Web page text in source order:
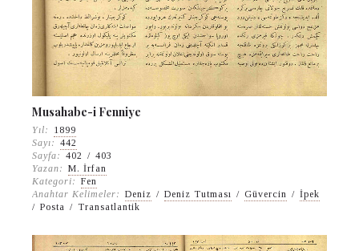
Musahabe-i Fenniye
Yıl:
1899
Sayı: 442
Sayfa: 402 / 403
Yazan: M. İrfan
Kategori: Fen
Anahtar Kelimeler: Deniz / Deniz Tutması / Güvercin / İpek
/ Posta / Transatlantik